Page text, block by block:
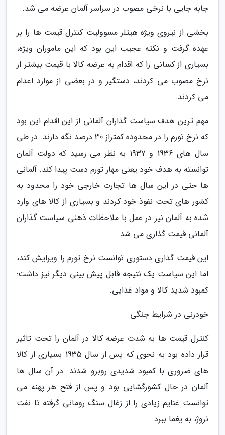
جابه جایی با نرخی مصوب در سراسر آلمان عرضه می شد.
بخشی از نیروی ویژه هیتلر مسوولیت کنترل قیمت ها را بر
عهده گرفت و نکته عجیب این بود که این ماموران ویژه،
بسیاری از کسانی را که اقدام به عرضه کالا با قیمت بیشتر از
نرخ مصوب می کردند، دستگیر و در بعضی از موارد اعدام
می کردند.
مهم ترین هدف سیاست گذاران آلمانی از این اقدام این بود
که نرخ تورم را در محدوده کمتراز 30 درصد نگه دارند. در طی
سال های 1936 و 1937 به نظر می رسید که دولت آلمان
توانسته به هدف خود یعنی مهار تورم دست پیدا کند. آلمانی
ها حتی در این سال ها تجارت خارجی خود را محدود به
کشور های تحت نفوذ خود کردند و بسیاری از کالا های وارد
شده به آلمان نیز در عمل با ملاحظات ذهنی سیاست گذاران
آلمانی قیمت گذاری می شد.
این قیمت گذاری دستوری توانست نرخ تورم را ویرایش کند،
اما این سیاست یک نتیجه قابل پیش بینی دیگر نیز داشت:
کمبود شدید کالا و مواد غذایی.
خودزنی در شرایط جنگی
کنترل قیمت ها به شدت عرضه کالا در آلمان را تحت تاثیر
قرار داده بود به نحوی که پس از سال 1935 بسیاری از کالا
های ضروری با کمبود شدیدی روبرو شدند. در آن سال ها
آلمان در حال کشورگشایی بود و پس از فتح هر پهنه می
توانست غنایم زیادی را از زغال سنگ رومانی گرفته تا نفت
نروژ، به یغما ببرد.